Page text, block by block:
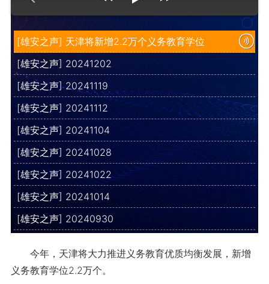
[雄安之声] 天津将新增2.2万个义务教育学位
[雄安之声] 20241202
[雄安之声] 20241119
[雄安之声] 20241112
[雄安之声] 20241104
[雄安之声] 20241028
[雄安之声] 20241022
[雄安之声] 20241014
[雄安之声] 20240930
今年，天津将大力推进义务教育优质均衡发展，新增
义务教育学位2.2万个。